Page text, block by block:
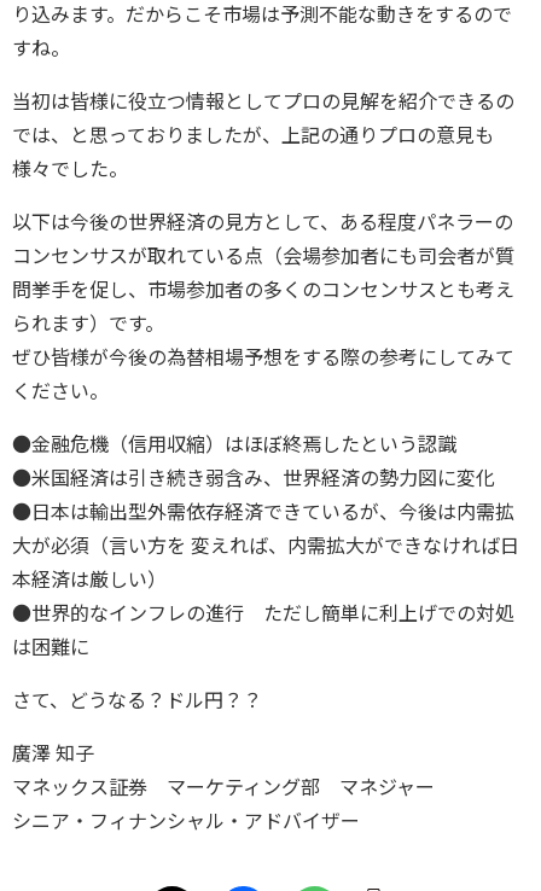
り込みます。だからこそ市場は予測不能な動きをするので
すね。
当初は皆様に役立つ情報としてプロの見解を紹介できるの
では、と思っておりましたが、上記の通りプロの意見も
様々でした。
以下は今後の世界経済の見方として、ある程度パネラーの
コンセンサスが取れている点（会場参加者にも司会者が質
問挙手を促し、市場参加者の多くのコンセンサスとも考え
られます）です。
ぜひ皆様が今後の為替相場予想をする際の参考にしてみて
ください。
●金融危機（信用収縮）はほぼ終焉したという認識
●米国経済は引き続き弱含み、世界経済の勢力図に変化
●日本は輸出型外需依存経済できているが、今後は内需拡
大が必須（言い方を 変えれば、内需拡大ができなければ日
本経済は厳しい）
●世界的なインフレの進行 ただし簡単に利上げでの対処
は困難に
さて、どうなる？ドル円？？
廣澤 知子
マネックス証券 マーケティング部 マネジャー
シニア・フィナンシャル・アドバイザー